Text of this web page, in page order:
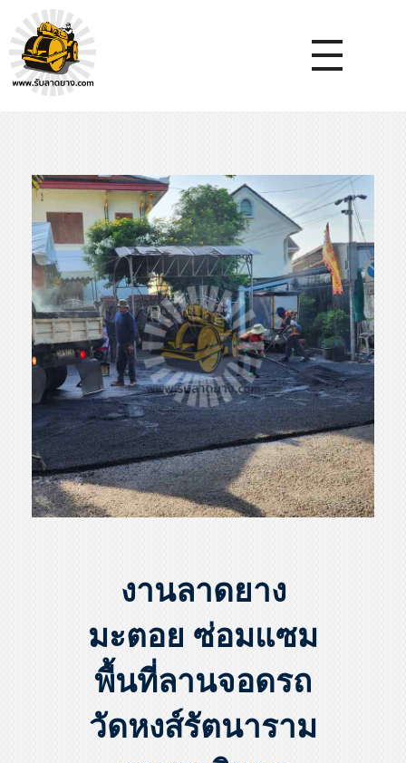
งานลาดยาง
มะตอย ซ่อมแซม
พื้นที่ลานจอดรถ
วัดหงส์รัตนาราม